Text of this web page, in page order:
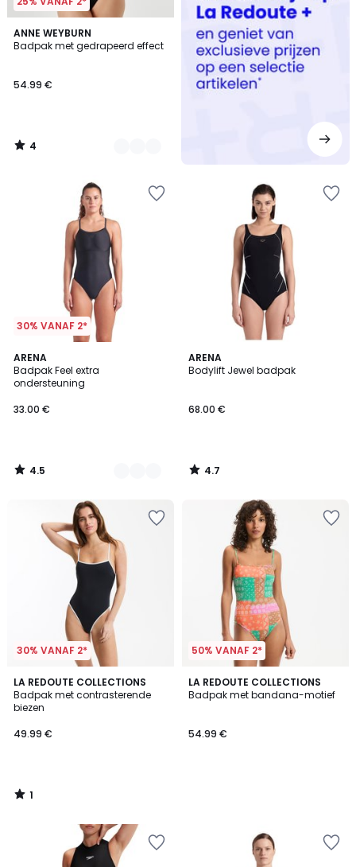
ANNE WEYBURN
Badpak met gedrapeerd effect
54.99 €
4
/
2
Kleuren
4
/
30% VANAF 2*
ARENA
Badpak Feel extra
ondersteuning
33.00 €
4.5
/ 5
2
Kleuren
4.5
/
ARENA
Bodylift Jewel badpak
68.00 €
4.7
/ 5
4.7
/
30% VANAF 2*
LA REDOUTE COLLECTIONS
Badpak met contrasterende
biezen
49.99 €
1
/
5
1
/
50% VANAF 2*
LA REDOUTE COLLECTIONS
Badpak met bandana-motief
54.99 €